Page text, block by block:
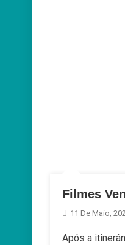
Filmes
11 De Maio,
Após a